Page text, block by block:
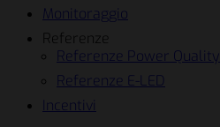
Monitoraggio
Referenze
Referenze Power Quality
Referenze E-LED
Incentivi